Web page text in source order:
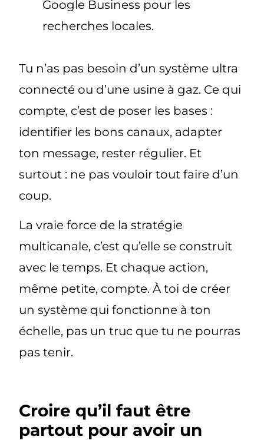
Google Business pour les
recherches locales.
Tu n’as pas besoin d’un système ultra
connecté ou d’une usine à gaz. Ce qui
compte, c’est de poser les bases :
identifier les bons canaux, adapter
ton message, rester régulier. Et
surtout : ne pas vouloir tout faire d’un
coup.
La vraie force de la stratégie
multicanale, c’est qu’elle se construit
avec le temps. Et chaque action,
même petite, compte. À toi de créer
un système quifonctionne à ton
échelle, pas un truc que tu ne pourras
pas tenir.
Croire qu’il faut être
partout pour avoir un